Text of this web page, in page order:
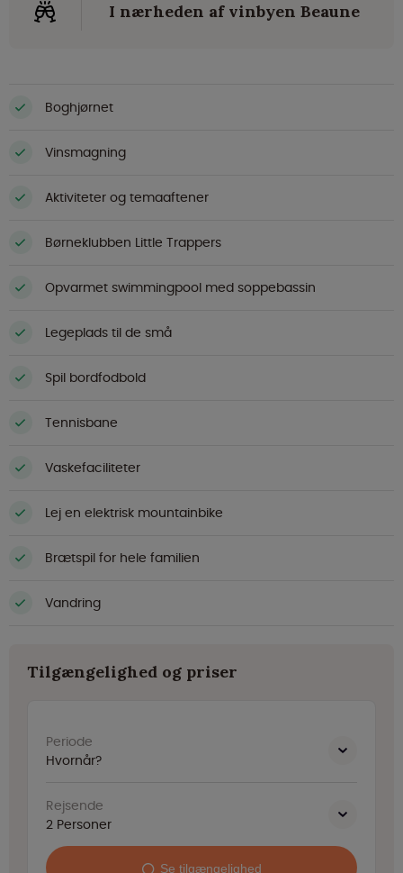
I nærheden af vinbyen Beaune
Boghjørnet
Vinsmagning
Aktiviteter og temaaftener
Børneklubben Little Trappers
Opvarmet swimmingpool med soppebassin
Legeplads til de små
Spil bordfodbold
Tennisbane
Vaskefaciliteter
Lej en elektrisk mountainbike
Brætspil for hele familien
Vandring
Tilgængelighed og priser
Periode
Hvornår?
Rejsende
2 Personer
Se tilgængelighed